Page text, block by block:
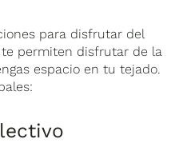
para disfrutar del
permiten disfrutar de la
espacio en tu tejado.